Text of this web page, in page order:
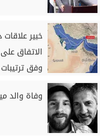
خبير
وفق
وفاة والد